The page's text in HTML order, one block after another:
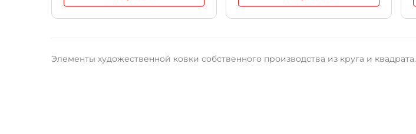
Элементы художественной ковки собственного производства из круга и квадрата.